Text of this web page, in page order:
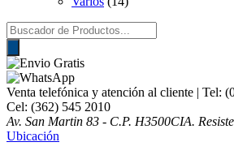
Búsqueda
de
productos
Venta telefónica y atención al cliente | Tel:
Cel: (362) 545 2010
Av. San Martin 83 - C.P. H3500CIA.
Ubicación